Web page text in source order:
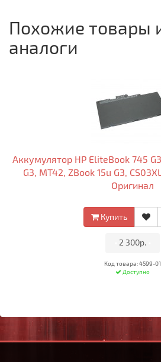
Похожие товары
аналоги
Аккумулятор HP EliteBook 745
G3, MT42, ZBook 15u G3,
Оригинал
Купить
2 300р.
Код товара: 4599-01
Доступно